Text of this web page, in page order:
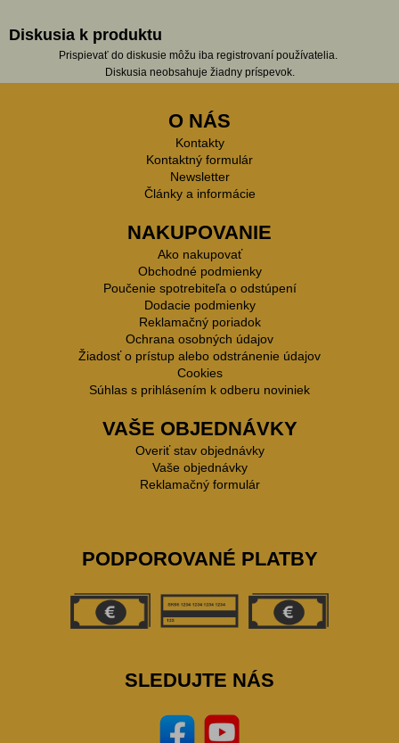
Diskusia k produktu
Prispievať do diskusie môžu iba registrovaní používatelia.
Diskusia neobsahuje žiadny príspevok.
O NÁS
Kontakty
Kontaktný formulár
Newsletter
Články a informácie
NAKUPOVANIE
Ako nakupovať
Obchodné podmienky
Poučenie spotrebiteľa o odstúpení
Dodacie podmienky
Reklamačný poriadok
Ochrana osobných údajov
Žiadosť o prístup alebo odstránenie údajov
Cookies
Súhlas s prihlásením k odberu noviniek
VAŠE OBJEDNÁVKY
Overiť stav objednávky
Vaše objednávky
Reklamačný formulár
PODPOROVANÉ PLATBY
SLEDUJTE NÁS